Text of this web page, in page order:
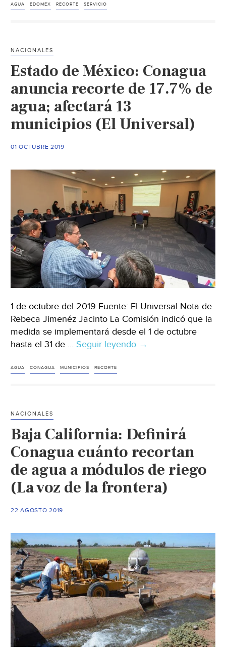
agua,
que
sufrirán
el
recorte
(El
Heraldo
AGUA EDOMEX RECORTE SERVICIO
NACIONALES
Estado de México: Conagua
anuncia recorte de 17.7% de
agua; afectará 13
municipios (El Universal)
01 OCTUBRE 2019
1 de octubre del 2019 Fuente: El Universal Nota de
Rebeca Jimenéz Jacinto La Comisión indicó que la
medida se implementará desde el 1 de octubre
hasta el 31 de … Seguir leyendo Estado
17.7%
agua;
afectará
13
municipios
→
AGUA CONAGUA MUNICIPIOS RECORTE
NACIONALES
Baja California: Definirá
Conagua cuánto recortan
de agua a módulos de riego
(La voz de la frontera)
22 AGOSTO 2019